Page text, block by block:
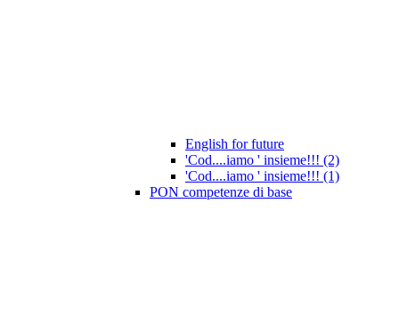
English for future
'Cod....iamo ' insieme!!! (2)
'Cod....iamo ' insieme!!! (1)
PON competenze di base